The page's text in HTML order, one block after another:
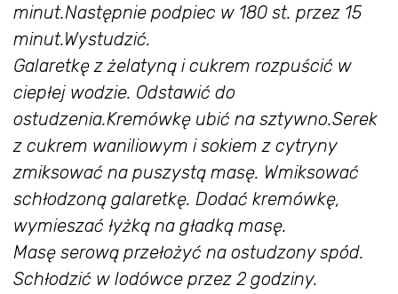
minut.Następnie podpiec w 180 st. przez 15
minut.Wystudzić.
Galaretkę z żelatyną i cukrem rozpuścić w
ciepłej wodzie. Odstawić do
ostudzenia.Kremówkę ubić na sztywno.Serek
z cukrem waniliowym i sokiem z cytryny
zmiksować na puszystą masę. Wmiksować
schłodzoną galaretkę. Dodać kremówkę,
wymieszać łyżką na gładką masę.
Masę serową przełożyć na ostudzony spód.
Schłodzić w lodówce przez 2 godziny.